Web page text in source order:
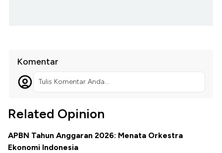
Komentar
Tulis Komentar Anda...
Related Opinion
APBN Tahun Anggaran 2026: Menata Orkestra
Ekonomi Indonesia